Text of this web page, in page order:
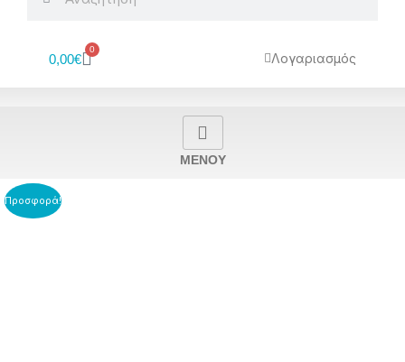
0,00€
0
Cart Λογαριασμός
MENOY
Προσφορά!